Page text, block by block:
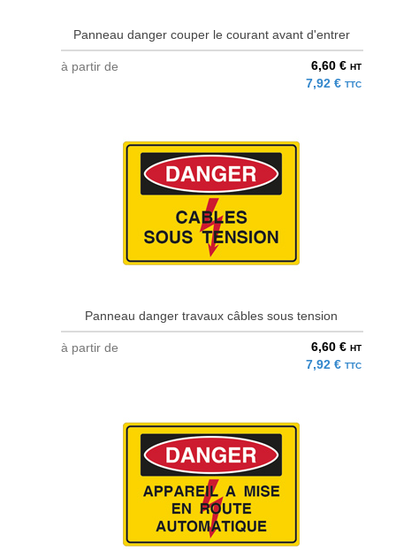
Panneau danger couper le courant avant d'entrer
à partir de 6,60 € HT
7,92 € TTC
Panneau danger travaux câbles sous tension
à partir de 6,60 € HT
7,92 € TTC